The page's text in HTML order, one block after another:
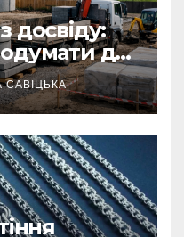
досвіду:
до
на
САВІЦЬКА